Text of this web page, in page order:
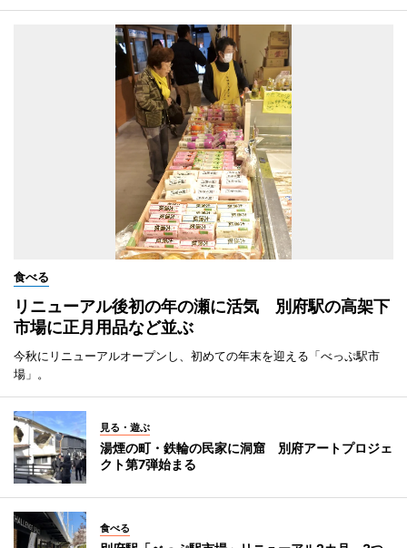
食べる
リニューアル後初の年の瀬に活気 別府駅の高架下
市場に正月用品など並ぶ
今秋にリニューアルオープンし、初めての年末を迎える「べっぷ駅市
場」。
見る・遊ぶ
湯煙の町・鉄輪の民家に洞窟 別府アートプロジェ
クト第7弾始まる
食べる